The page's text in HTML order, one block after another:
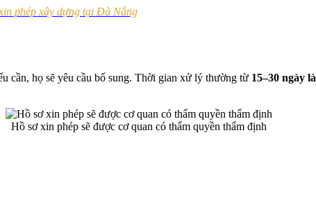
phép xây dựng tại Đà Nẵng
cần, họ sẽ yêu cầu bổ sung. Thời gian xử lý thường từ 15–30 ngày
Hồ sơ xin phép sẽ được cơ quan có thẩm quyền thẩm định